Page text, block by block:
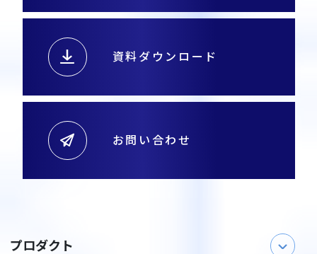
資料ダウンロード
お問い合わせ
プロダクト